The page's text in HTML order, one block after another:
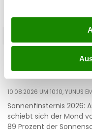
Sonnenfinsternis
10.08.2026 UM 10:10,YUNUS
Sonnenfinsternis 2026:
schiebt sich der Mond
89 Prozent der